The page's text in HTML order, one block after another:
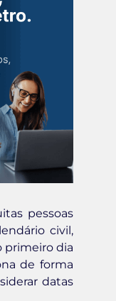
pessoas
civil,
primeiro dia
de forma
datas